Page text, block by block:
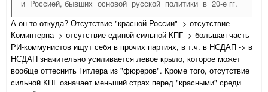
и Россией, бывших основой русской политики в 20-е гг.
А он-то откуда? Отсутствие "красной России" -> отсутствие
Коминтерна -> отсутствие единой сильной КПГ -> большая часть
РИ-коммунистов ищут себя в прочих партиях, в т.ч. в НСДАП -> в
НСДАП значительно усиливается левое крыло, которое может
вообще оттеснить Гитлера из "фюреров". Кроме того, отсутствие
сильной КПГ означает меньший страх перед "красными" среди